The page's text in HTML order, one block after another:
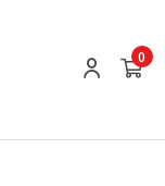
0